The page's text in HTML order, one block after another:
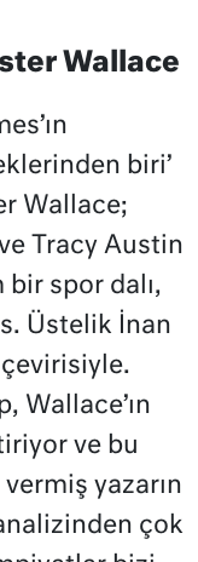
Wallace
biri’
Wallace;
Tracy Austin
spor dalı,
Üstelik İnan
Wallace’ın
ve bu
yazarın
çok